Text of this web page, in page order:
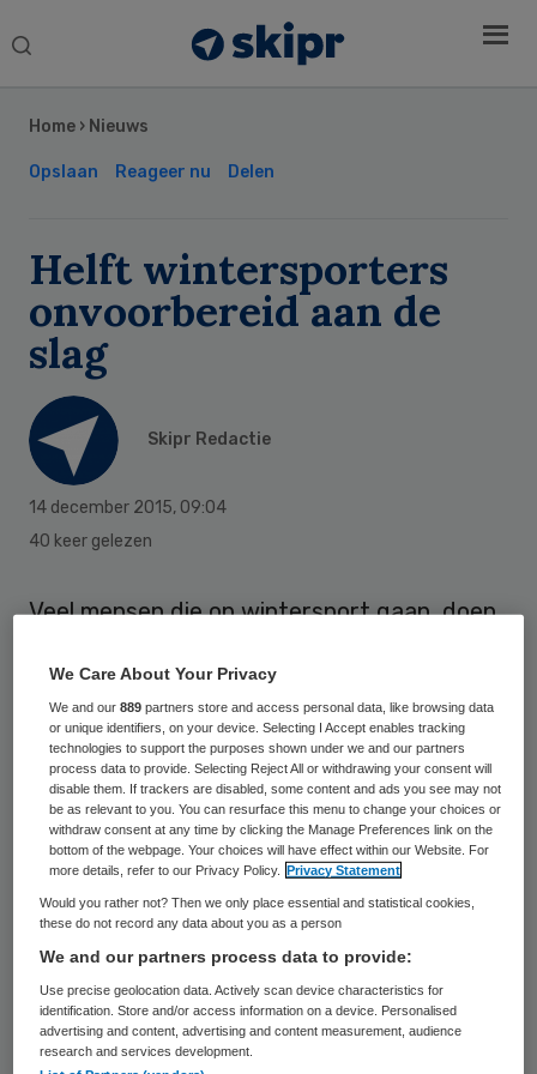
Search
Home › Nieuws
Opslaan Reageer nu Delen
Helft wintersporters
onvoorbereid aan de
slag
Skipr Redactie
14 december 2015, 09:04
40 keer gelezen
Veel mensen die op wintersport gaan, doen
vakantie oefenen de meeste skiërs en
snowboarders helemaal niet, zo blijkt
maandag uit onderzoek van TNS Nipo.
53 procent van de wintersporters zegt zich
niet fysiek voor te bereiden. Bij de jongeren
is dat 59 procent. Jaarlijks keren
honderden mensen met een botbreuk of
een andere blessure terug van wintersport.
“Een week wintersporten vraagt vaak meer
van je lichaam dan je denkt. Ook als je al
Sidebar
We Care About Your Privacy
We and our889 partners store and access personal data, like browsing data
or unique identifiers, on your device. Selecting I Accept enables tracking
technologies to support the purposes shown under we and our partners
process data to provide. Selecting Reject All or withdrawing your consent will
disable them. If trackers are disabled, some content and ads you see may not
be as relevant to you. You can resurface this menu to change your choices or
withdraw consent at any time by clicking the Manage Preferences link on the
bottom of the webpage. Your choices will have effect within our Website. For
more details, refer to our Privacy Policy.
Privacy Statement
Would you rather not? Then we only place essential and statistical cookies,
these do not record any data about you as a person
We and our partners process data to provide:
Use precise geolocation data. Actively scan device characteristics for
identification. Store and/or access information on a device. Personalised
advertising and content, advertising and content measurement, audience
research and services development.